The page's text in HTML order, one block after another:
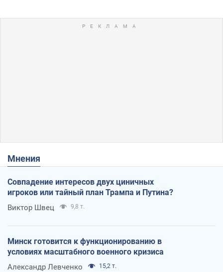
Мнения
Совпадение интересов двух циничных
игроков или тайный план Трампа и Путина?
Виктор Швец 9,8 т.
Минск готовится к функционированию в
условиях масштабного военного кризиса
Александр Левченко 15,2 т.